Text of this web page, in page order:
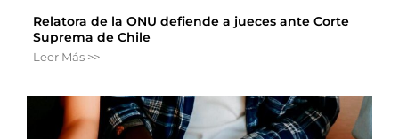
Relatora de la ONU defiende a jueces ante Corte
Suprema de Chile
Leer Más >>